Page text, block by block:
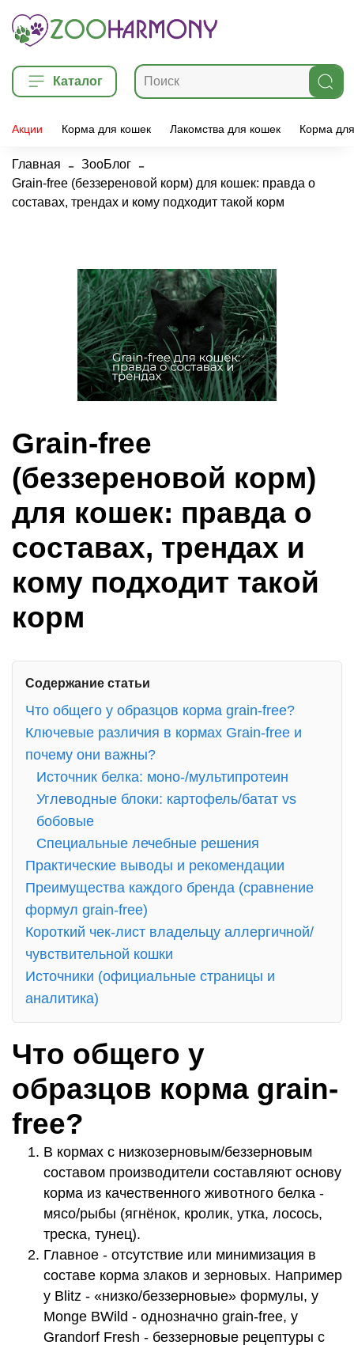
Каталог
Акции Корма для кошек Лакомства для кошек Корма
Главная
ЗооБлог
Grain‑free (беззереновой корм) для кошек: правда о
составах, трендах и кому подходит такой корм
Grain‑free
(беззереновой корм)
для кошек: правда о
составах, трендах и
кому подходит такой
корм
Содержание статьи
Что общего у образцов корма grain-free?
Ключевые различия в кормах Grain-free и
почему они важны?
Источник белка: моно‑/мультипротеин
Углеводные блоки: картофель/батат vs
бобовые
Специальные лечебные решения
Практические выводы и рекомендации
Преимущества каждого бренда (сравнение
формул grain-free)
Короткий чек‑лист владельцу аллергичной/
чувствительной кошки
Источники (официальные страницы и
аналитика)
Что общего у
образцов корма grain-
free?
В кормах с низкозерновым/беззерновым
составом производители составляют основу
корма из качественного животного белка -
мясо/рыбы (ягнёнок, кролик, утка, лосось,
треска, тунец).
Главное - отсутствие или минимизация в
составе корма злаков и зерновых. Например
у Blitz - «низко/беззерновые» формулы, у
Monge BWild - однозначно grain‑free, у
Grandorf Fresh - беззерновые рецептуры с